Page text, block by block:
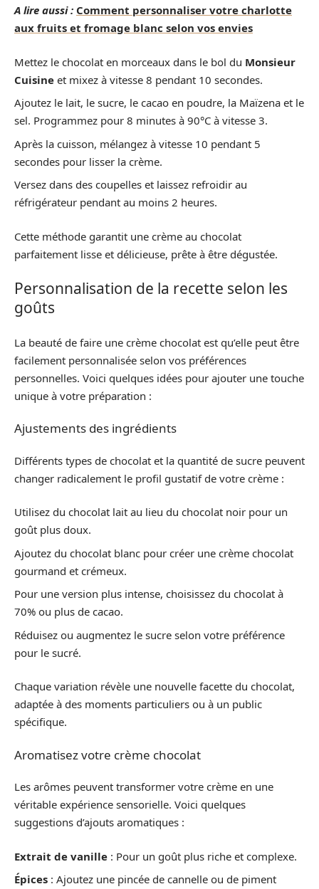
A lire aussi : Comment personnaliser votre charlotte
aux fruits et fromage blanc selon vos envies
Mettez le chocolat en morceaux dans le bol du Monsieur
Cuisine et mixez à vitesse 8 pendant 10 secondes.
Ajoutez le lait, le sucre, le cacao en poudre, la Maïzena et le
sel. Programmez pour 8 minutes à 90°C à vitesse 3.
Après la cuisson, mélangez à vitesse 10 pendant 5
secondes pour lisser la crème.
Versez dans des coupelles et laissez refroidir au
réfrigérateur pendant au moins 2 heures.
Cette méthode garantit une crème au chocolat
parfaitement lisse et délicieuse, prête à être dégustée.
Personnalisation de la recette selon les
goûts
La beauté de faire une crème chocolat est qu’elle peut être
facilement personnalisée selon vos préférences
personnelles. Voici quelques idées pour ajouter une touche
unique à votre préparation :
Ajustements des ingrédients
Différents types de chocolat et la quantité de sucre peuvent
changer radicalement le profil gustatif de votre crème :
Utilisez du chocolat lait au lieu du chocolat noir pour un
goût plus doux.
Ajoutez du chocolat blanc pour créer une crème chocolat
gourmand et crémeux.
Pour une version plus intense, choisissez du chocolat à
70% ou plus de cacao.
Réduisez ou augmentez le sucre selon votre préférence
pour le sucré.
Chaque variation révèle une nouvelle facette du chocolat,
adaptée à des moments particuliers ou à un public
spécifique.
Aromatisez votre crème chocolat
Les arômes peuvent transformer votre crème en une
véritable expérience sensorielle. Voici quelques
suggestions d’ajouts aromatiques :
Extrait de vanille : Pour un goût plus riche et complexe.
Épices : Ajoutez une pincée de cannelle ou de piment